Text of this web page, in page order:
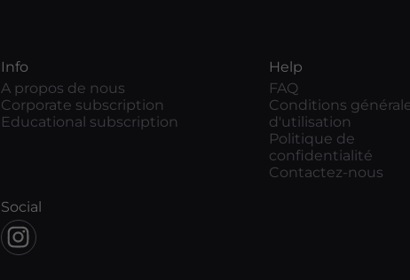
Info
A propos de nous
Corporate subscription
Educational subscription
Help
FAQ
Conditions
d'utilisation
Politique de
confidentialité
Contactez-nous
Social